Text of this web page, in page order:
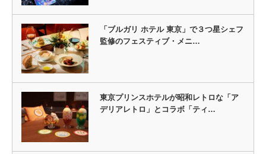
「ブルガリ ホテル 東京」で３つ星シェフ
監修のフェスティブ・メニ…
東京プリンスホテルが昭和レトロな「ア
デリアレトロ」とコラボ「ティ…